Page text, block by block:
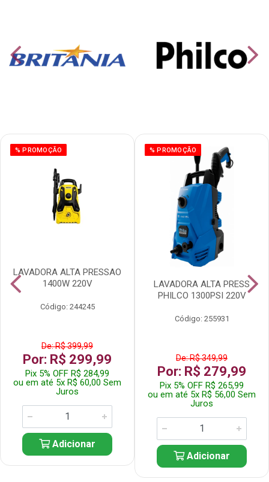
% PROMOÇÃO
LAVADORA ALTA PRESSAO
1400W 220V
Código: 244245
De: R$ 399,99
Por: R$ 299,99
Pix 5% OFF R$ 284,99
ou em até 5x R$ 60,00 Sem
Juros
Adicionar
% PROMOÇÃO
LAVADORA ALTA PRESS
PHILCO 1300PSI 220V
Código: 255931
De: R$ 349,99
Por: R$ 279,99
Pix 5% OFF R$ 265,99
ou em até 5x R$ 56,00 Sem
Juros
Adicionar